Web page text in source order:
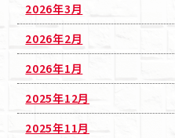
2026年3月
2026年2月
2026年1月
2025年12月
2025年11月